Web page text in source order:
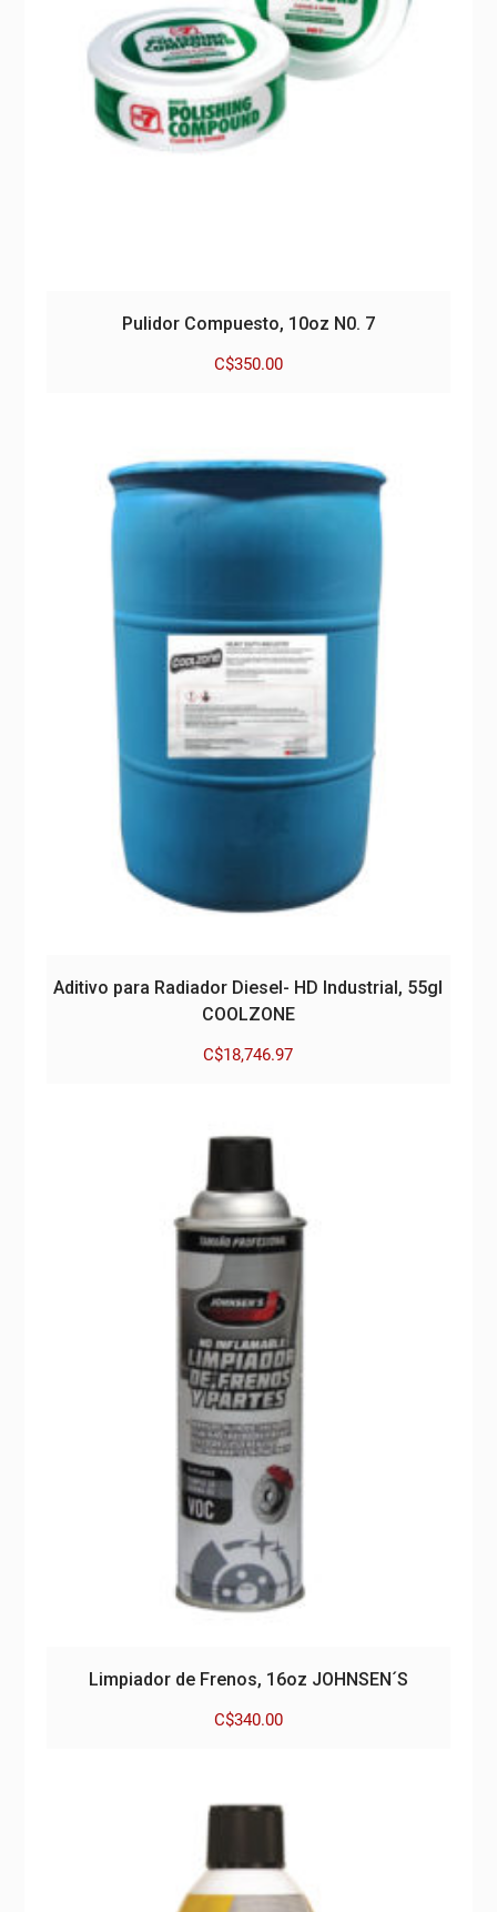
Pulidor Compuesto, 10oz N0. 7
C$350.00
Aditivo para Radiador Diesel- HD Industrial, 55gl
COOLZONE
C$18,746.97
Limpiador de Frenos, 16oz JOHNSEN´S
C$340.00